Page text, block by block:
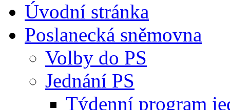
Úvodní stránka
Poslanecká sněmovna
Volby do PS
Jednání PS
Týdenní program